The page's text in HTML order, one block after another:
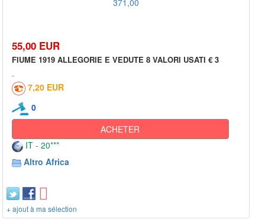
55,00 EUR
FIUME 1919 ALLEGORIE E VEDUTE 8 VALORI USATI € 3
7,20 EUR
0
ACHETER
IT - 20***
Altro Africa
+ ajout à ma sélection